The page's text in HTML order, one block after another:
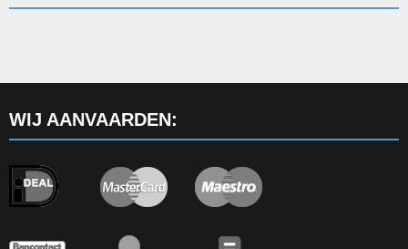
WIJ AANVAARDEN: